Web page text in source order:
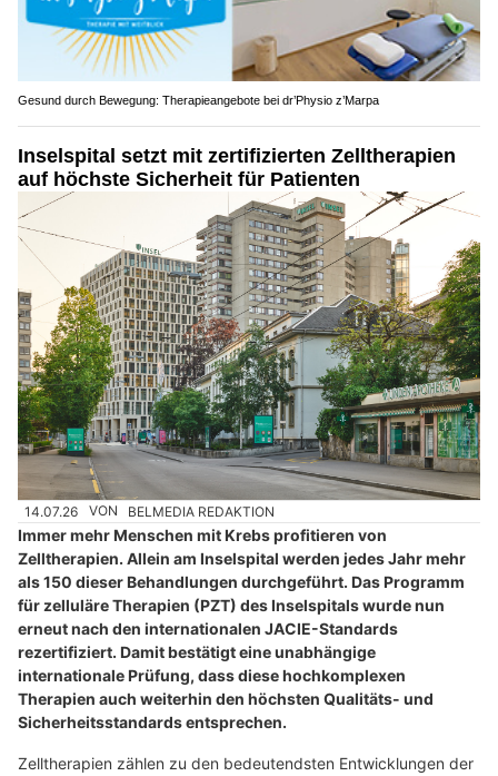
Gesund durch Bewegung: Therapieangebote bei dr’Physio z’Marpa
Inselspital setzt mit zertifizierten Zelltherapien
auf höchste Sicherheit für Patienten
14.07.26 VON BELMEDIA REDAKTION
Immer mehr Menschen mit Krebs profitieren von
Zelltherapien. Allein am Inselspital werden jedes Jahr mehr
als 150 dieser Behandlungen durchgeführt. Das Programm
für zelluläre Therapien (PZT) des Inselspitals wurde nun
erneut nach den internationalen JACIE-Standards
rezertifiziert. Damit bestätigt eine unabhängige
internationale Prüfung, dass diese hochkomplexen
Therapien auch weiterhin den höchsten Qualitäts- und
Sicherheitsstandards entsprechen.
Zelltherapien zählen zu den bedeutendsten Entwicklungen der